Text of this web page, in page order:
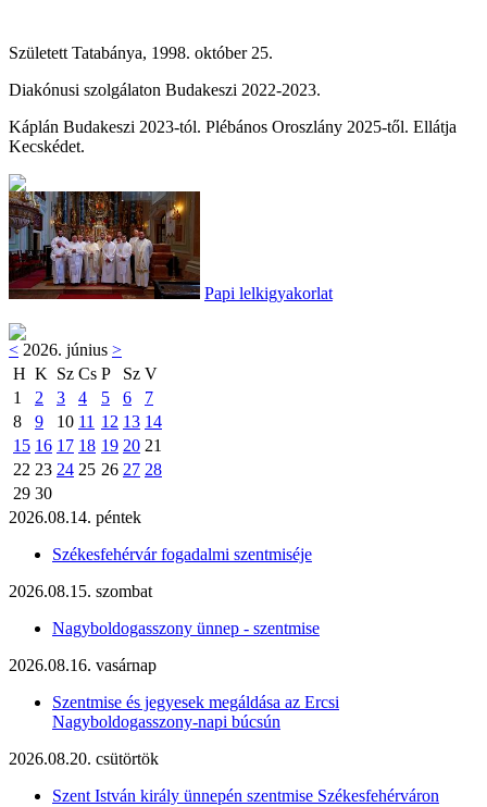
Született Tatabánya, 1998. október 25.
Diakónusi szolgálaton Budakeszi 2022-2023.
Káplán Budakeszi 2023-tól. Plébános Oroszlány 2025-től. Ellátja
Kecskédet.
Papi lelkigyakorlat
< 2026. június >
H K Sz Cs P Sz V
1
2 3 4 5 6
7
8
9 10 11 12 13 14
15 16 17 18 19 20 21
22 23 24 25 26 27 28
29 30
2026.08.14. péntek
Székesfehérvár fogadalmi szentmiséje
2026.08.15. szombat
Nagyboldogasszony ünnep - szentmise
2026.08.16. vasárnap
Szentmise és jegyesek megáldása az Ercsi
Nagyboldogasszony-napi búcsún
2026.08.20. csütörtök
Szent István király ünnepén szentmise Székesfehérváron